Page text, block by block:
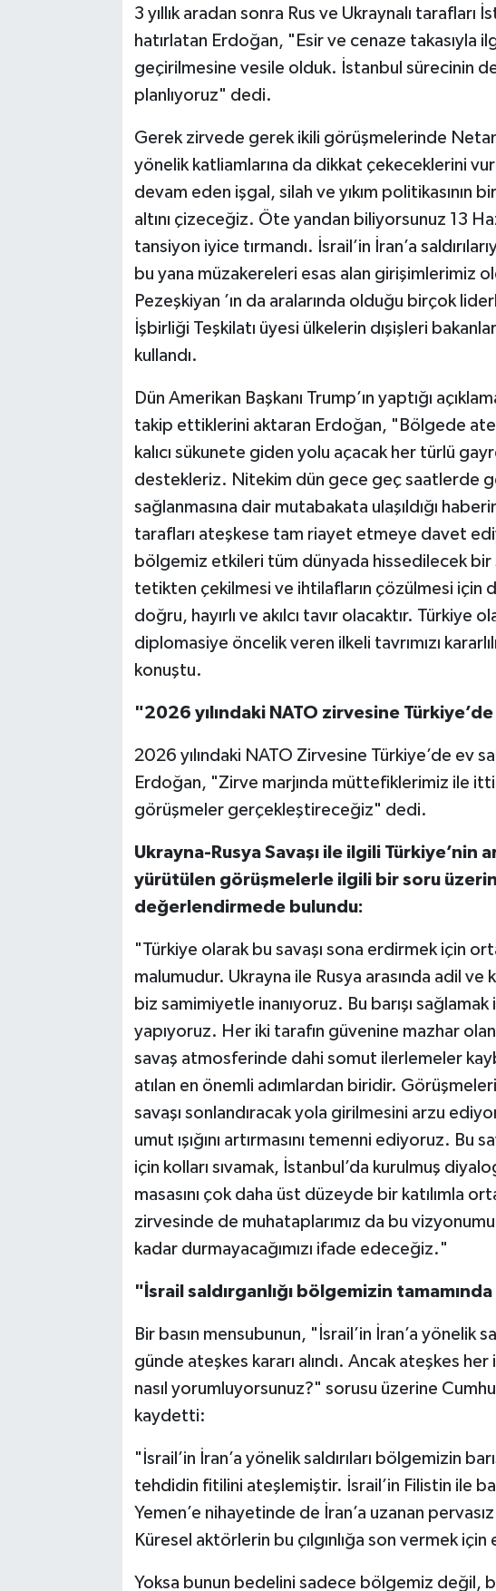
3 yıllık aradan sonra Rus ve Ukraynalı tarafları
hatırlatan Erdoğan, "Esir ve cenaze takasıyla
geçirilmesine vesile olduk. İstanbul sürecinin
planlıyoruz" dedi.
Gerek zirvede gerek ikili görüşmelerinde
yönelik katliamlarına da dikkat çekeceklerini
devam eden işgal, silah ve yıkım politikasının
altını çizeceğiz. Öte yandan biliyorsunuz 13
tansiyon iyice tırmandı. İsrail’in İran’a
bu yana müzakereleri esas alan girişimlerimiz
Pezeşkiyan ’ın da aralarında olduğu birçok
İşbirliği Teşkilatı üyesi ülkelerin dışişleri
kullandı.
Dün Amerikan Başkanı Trump’ın yaptığı
takip ettiklerini aktaran Erdoğan, "Bölgede
kalıcı sükunete giden yolu açacak her türlü
destekleriz. Nitekim dün gece geç saatlerde
sağlanmasına dair mutabakata ulaşıldığı
tarafları ateşkese tam riayet etmeye davet
bölgemiz etkileri tüm dünyada hissedilecek bir
tetikten çekilmesi ve ihtilafların çözülmesi için
doğru, hayırlı ve akılcı tavır olacaktır. Türkiye
diplomasiye öncelik veren ilkeli tavrımızı
konuştu.
"2026 yılındaki NATO zirvesine
2026 yılındaki NATO Zirvesine Türkiye’de ev
Erdoğan, "Zirve marjında müttefiklerimiz ile
görüşmeler gerçekleştireceğiz" dedi.
Ukrayna-Rusya Savaşı ile ilgili Türkiye’nin
yürütülen görüşmelerle ilgili bir soru
değerlendirmede bulundu:
"Türkiye olarak bu savaşı sona erdirmek için
malumudur. Ukrayna ile Rusya arasında adil ve
biz samimiyetle inanıyoruz. Bu barışı
yapıyoruz. Her iki tarafın güvenine mazhar
savaş atmosferinde dahi somut ilerlemeler
atılan en önemli adımlardan biridir.
savaşı sonlandıracak yola girilmesini arzu
umut ışığını artırmasını temenni ediyoruz. Bu
için kolları sıvamak, İstanbul’da kurulmuş
masasını çok daha üst düzeyde bir katılımla
zirvesinde de muhataplarımız da bu
kadar durmayacağımızı ifade edeceğiz."
"İsrail saldırganlığı bölgemizin
Bir basın mensubunun, "İsrail’in İran’a yönelik
günde ateşkes kararı alındı. Ancak ateşkes
nasıl yorumluyorsunuz?" sorusu üzerine
kaydetti:
"İsrail’in İran’a yönelik saldırıları bölgemizin
tehdidin fitilini ateşlemiştir. İsrail’in Filistin ile
Yemen’e nihayetinde de İran’a uzanan
Küresel aktörlerin bu çılgınlığa son vermek
Yoksa bunun bedelini sadece bölgemiz değil,